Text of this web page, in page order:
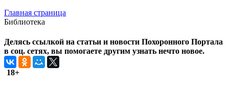
Главная страница
Библиотека
Делясь ссылкой на статьи и новости Похоронного Портала
в соц. сетях, вы помогаете другим узнать нечто новое.
18+